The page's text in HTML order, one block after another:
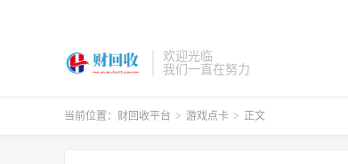
欢迎光临
我们一直在努力
当前位置： 财回收平台 > 游戏点卡 > 正文